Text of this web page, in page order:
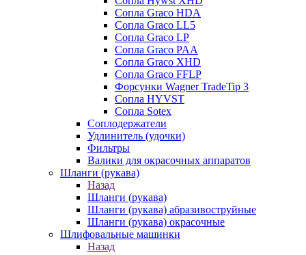
Сопла Graco HDA
Сопла Graco LL5
Сопла Graco LP
Сопла Graco PAA
Сопла Graco XHD
Сопла Graco FFLP
Форсунки Wagner TradeTip 3
Сопла HYVST
Сопла Sotex
Соплодержатели
Удлинитель (удочки)
Фильтры
Валики для окрасочных аппаратов
Шланги (рукава)
Назад
Шланги (рукава)
Шланги (рукава) абразивоструйные
Шланги (рукава) окрасочные
Шлифовальные машинки
Назад